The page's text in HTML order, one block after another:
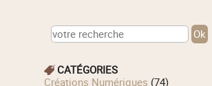
CATÉGORIES
Créations Numériques (74)